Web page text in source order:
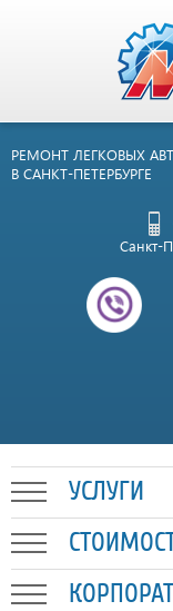
РЕМОНТ ЛЕГКОВЫХ
В САНКТ-ПЕТЕРБУРГЕ
Санкт-
УСЛУГИ